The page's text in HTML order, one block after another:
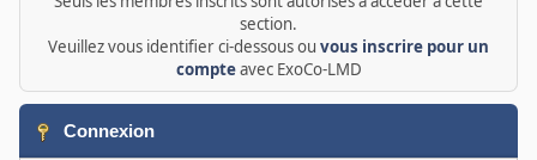
section.
Veuillez vous identifier ci-dessous ou vous inscrire pour un
compteavec ExoCo-LMD
Connexion